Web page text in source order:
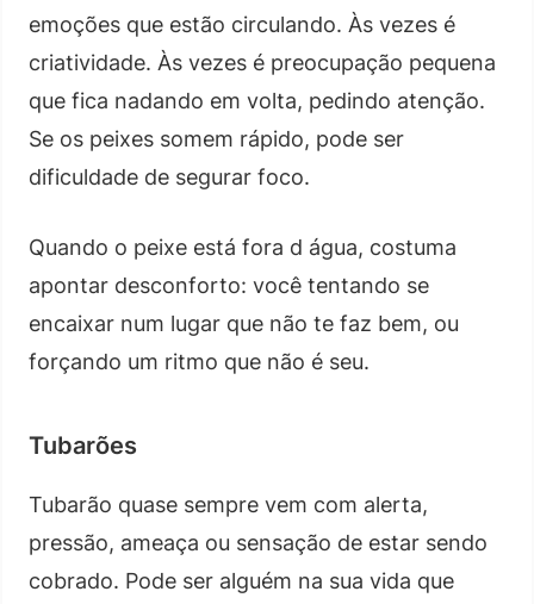
emoções que estão circulando. Às vezes é
criatividade. Às vezes é preocupação pequena
que fica nadando em volta, pedindo atenção.
Se os peixes somem rápido, pode ser
dificuldade de segurar foco.
Quando o peixe está fora d água, costuma
apontar desconforto: você tentando se
encaixar num lugar que não te faz bem, ou
forçando um ritmo que não é seu.
Tubarões
Tubarão quase sempre vem com alerta,
pressão, ameaça ou sensação de estar sendo
cobrado. Pode ser alguém na sua vida que